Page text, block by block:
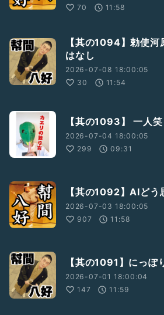
70
11:58
【其の1094】勅使河
はなし
2026-07-08 18:00:05
30
11:54
【其の1093】 一人
2026-07-04 18:00:05
299
09:31
【其の1092】AIどう
2026-07-03 18:00:05
907
11:58
【其の1091】にっぽ
2026-07-01 18:00:04
147
11:59